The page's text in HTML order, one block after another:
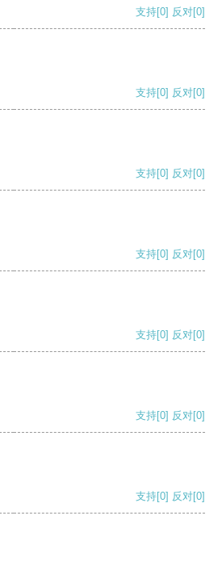
支持[0] 反对[0]
支持[0] 反对[0]
支持[0] 反对[0]
支持[0] 反对[0]
支持[0] 反对[0]
支持[0] 反对[0]
支持[0] 反对[0]